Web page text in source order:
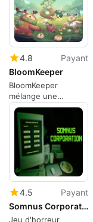
4.8
Payant
BloomKeeper
BloomKeeper
mélange une
atmosphère
chaleureuse avec
des soins tactiques
de colonie
4.5
Payant
Somnus Corporation
Jeu d'horreur